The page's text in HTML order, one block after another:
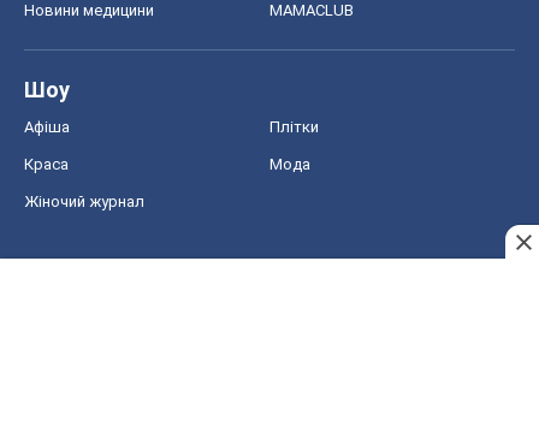
Новини медицини MAMACLUB
Шоу
Афіша Плітки
Краса Мода
Жіночий журнал